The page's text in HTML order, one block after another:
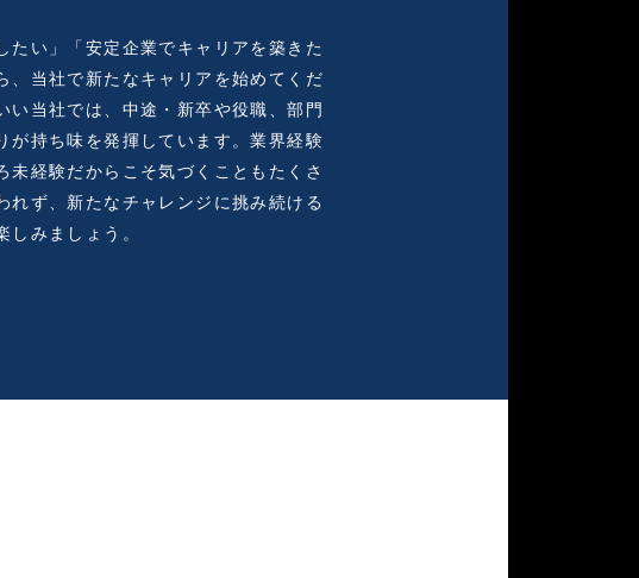
たい」「安定企業でキャリアを築きた
、当社で新たなキャリアを始めてくだ
い当社では、中途・新卒や役職、部門
が持ち味を発揮しています。業界経験
未経験だからこそ気づくこともたくさ
れず、新たなチャレンジに挑み続ける
しみましょう。